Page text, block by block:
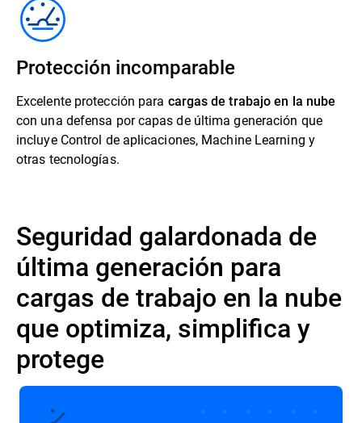
Protección incomparable
Excelente protección para cargas de trabajo en la nube
con una defensa por capas de última generación que
incluye Control de aplicaciones, Machine Learning y
otras tecnologías.
Seguridad galardonada de
última generación para
cargas de trabajo en la nube
que optimiza, simplifica y
protege